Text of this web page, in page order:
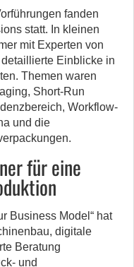
fanden
statt. In kleinen
mit Experten von
Einblicke in
Themen waren
Short-Run
Workflow-
und die
für eine
Business Model“ hat
digitale
Beratung
und